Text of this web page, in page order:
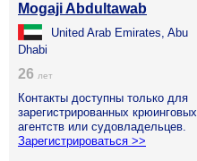
Mogaji Abdultawab
United Arab Emirates, Abu
Dhabi
26 лет
Контакты доступны только для
зарегистрированных крюинговых
агентств или судовладельцев.
Зарегистрироваться >>